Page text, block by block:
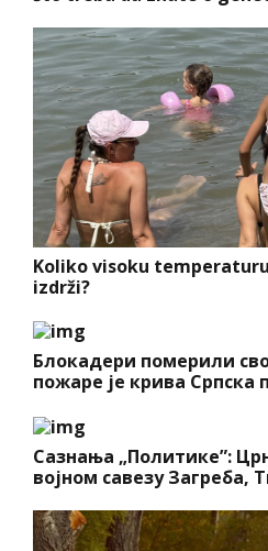
Koliko visoku
izdrži?
Блокадери померили
пожаре је крива Српска
Сазнања „Политике”:
војном савезу Загреба,